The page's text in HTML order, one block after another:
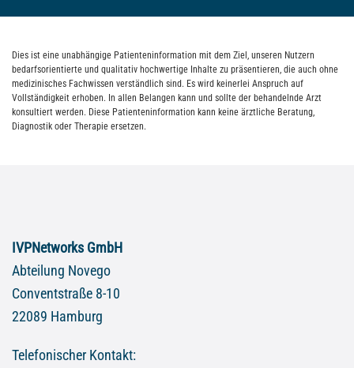
Dies ist eine unabhängige Patienteninformation mit dem Ziel, unseren Nutzern
bedarfsorientierte und qualitativ hochwertige Inhalte zu präsentieren, die auch ohne
medizinisches Fachwissen verständlich sind. Es wird keinerlei Anspruch auf
Vollständigkeit erhoben. In allen Belangen kann und sollte der behandelnde Arzt
konsultiert werden. Diese Patienteninformation kann keine ärztliche Beratung,
Diagnostik oder Therapie ersetzen.
IVPNetworks GmbH
Abteilung Novego
Conventstraße 8-10
22089 Hamburg
Telefonischer Kontakt: